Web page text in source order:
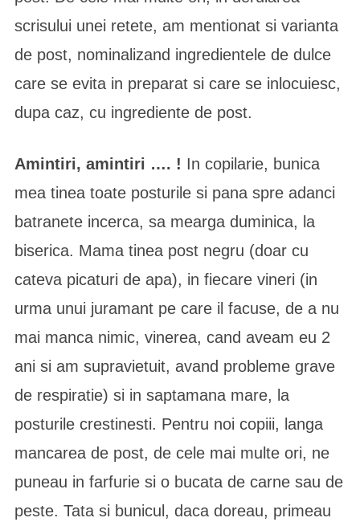
scrisului unei retete, am mentionat si varianta
de post, nominalizand ingredientele de dulce
care se evita in preparat si care se inlocuiesc,
dupa caz, cu ingrediente de post.
Amintiri, amintiri …. ! In copilarie, bunica
mea tinea toate posturile si pana spre adanci
batranete incerca, sa mearga duminica, la
biserica. Mama tinea post negru (doar cu
cateva picaturi de apa), in fiecare vineri (in
urma unui juramant pe care il facuse, de a nu
mai manca nimic, vinerea, cand aveam eu 2
ani si am supravietuit, avand probleme grave
de respiratie) si in saptamana mare, la
posturile crestinesti. Pentru noi copiii, langa
mancarea de post, de cele mai multe ori, ne
puneau in farfurie si o bucata de carne sau de
peste. Tata si bunicul, daca doreau, primeau